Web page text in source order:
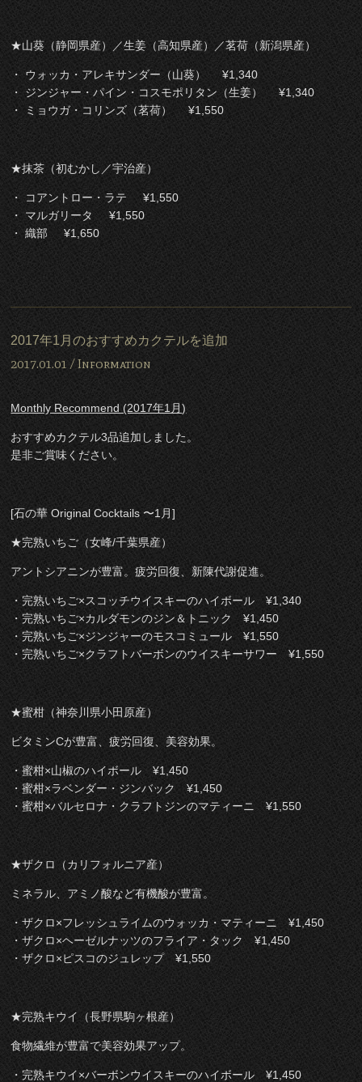
★山葵（静岡県産）／生姜（高知県産）／茗荷（新潟県産）
・ ウォッカ・アレキサンダー（山葵） ¥1,340
・ ジンジャー・パイン・コスモポリタン（生姜） ¥1,340
・ ミョウガ・コリンズ（茗荷） ¥1,550
★抹茶（初むかし／宇治産）
・ コアントロー・ラテ ¥1,550
・ マルガリータ ¥1,550
・ 織部 ¥1,650
2017年1月のおすすめカクテルを追加
2017.01.01 /Information
Monthly Recommend (2017年1月)
おすすめカクテル3品追加しました。
是非ご賞味ください。
[石の華 Original Cocktails 〜1月]
★完熟いちご（女峰/千葉県産）
アントシアニンが豊富。疲労回復、新陳代謝促進。
・完熟いちご×スコッチウイスキーのハイボール ¥1,340
・完熟いちご×カルダモンのジン＆トニック ¥1,450
・完熟いちご×ジンジャーのモスコミュール ¥1,550
・完熟いちご×クラフトバーボンのウイスキーサワー ¥1,550
★蜜柑（神奈川県小田原産）
ビタミンCが豊富、疲労回復、美容効果。
・蜜柑×山椒のハイボール ¥1,450
・蜜柑×ラベンダー・ジンバック ¥1,450
・蜜柑×バルセロナ・クラフトジンのマティーニ ¥1,550
★ザクロ（カリフォルニア産）
ミネラル、アミノ酸など有機酸が豊富。
・ザクロ×フレッシュライムのウォッカ・マティーニ ¥1,450
・ザクロ×ヘーゼルナッツのフライア・タック ¥1,450
・ザクロ×ピスコのジュレップ ¥1,550
★完熟キウイ（長野県駒ヶ根産）
食物繊維が豊富で美容効果アップ。
・完熟キウイ×バーボンウイスキーのハイボール ¥1,450